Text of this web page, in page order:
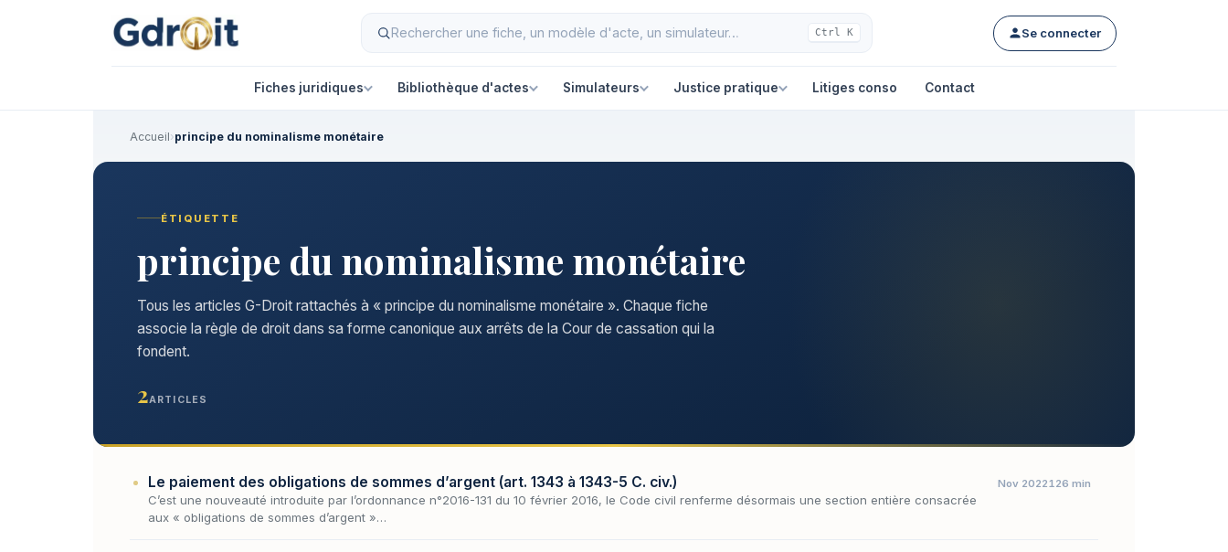
Ctrl K Se connecter
Fiches juridiques Bibliothèque d'actes Simulateurs Justice pratique Litiges conso Contact
Accueil›principe du nominalisme monétaire
ÉTIQUETTE
principe du nominalisme monétaire
Tous les articles G-Droit rattachés à « principe du nominalisme monétaire ». Chaque fiche
associe la règle de droit dans sa forme canonique aux arrêts de la Cour de cassation qui la
fondent.
2ARTICLES
Le paiement des obligations de sommes d’argent (art. 1343 à 1343-5 C. civ.)
C’est une nouveauté introduite par l’ordonnance n°2016-131 du 10 février 2016, le Code civil renferme désormais une section entière consacrée
aux « obligations de sommes d’argent »…
Nov 2022126 min